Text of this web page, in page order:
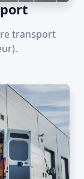
transport